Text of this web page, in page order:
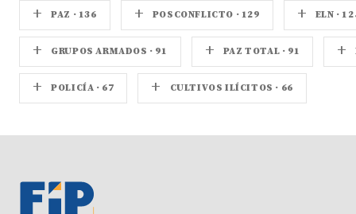
+ PAZ · 136 + POSCONFLICTO · 129 + ELN ·
+ GRUPOS ARMADOS · 91 + PAZ TOTAL · 91 +
+ POLICÍA · 67 + CULTIVOS ILÍCITOS · 66